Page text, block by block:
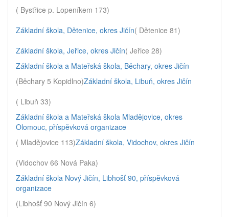
( Bystřice p. Lopeníkem 173)
Základní škola, Dětenice, okres Jičín( Dětenice 81)
Základní škola, Jeřice, okres Jičín( Jeřice 28)
Základní škola a Mateřská škola, Běchary, okres Jičín
(Běchary 5 Kopidlno)Základní škola, Libuň, okres Jičín
( Libuň 33)
Základní škola a Mateřská škola Mladějovice, okres
Olomouc, příspěvková organizace
( Mladějovice 113)Základní škola, Vidochov, okres Jičín
(Vidochov 66 Nová Paka)
Základní škola Nový Jičín, Libhošť 90, příspěvková
organizace
(Libhošť 90 Nový Jičín 6)